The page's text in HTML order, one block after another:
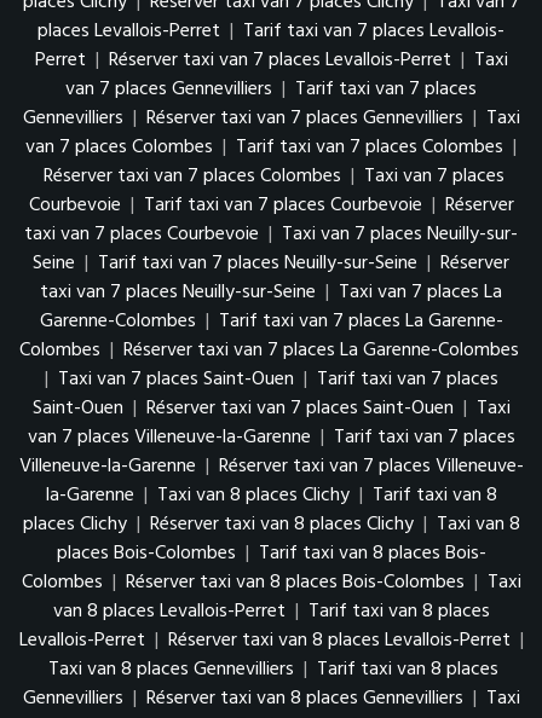
places Levallois-Perret | Tarif taxi van 7 places Levallois-
Perret | Réserver taxi van 7 places Levallois-Perret | Taxi
van 7 places Gennevilliers | Tarif taxi van 7 places
Gennevilliers | Réserver taxi van 7 places Gennevilliers | Taxi
van 7 places Colombes | Tarif taxi van 7 places Colombes |
Réserver taxi van 7 places Colombes | Taxi van 7 places
Courbevoie | Tarif taxi van 7 places Courbevoie | Réserver
taxi van 7 places Courbevoie | Taxi van 7 places Neuilly-sur-
Seine | Tarif taxi van 7 places Neuilly-sur-Seine | Réserver
taxi van 7 places Neuilly-sur-Seine | Taxi van 7 places La
Garenne-Colombes | Tarif taxi van 7 places La Garenne-
Colombes | Réserver taxi van 7 places La Garenne-Colombes
| Taxi van 7 places Saint-Ouen | Tarif taxi van 7 places
Saint-Ouen | Réserver taxi van 7 places Saint-Ouen | Taxi
van 7 places Villeneuve-la-Garenne | Tarif taxi van 7 places
Villeneuve-la-Garenne | Réserver taxi van 7 places Villeneuve-
la-Garenne | Taxi van 8 places Clichy | Tarif taxi van 8
places Clichy | Réserver taxi van 8 places Clichy | Taxi van 8
places Bois-Colombes | Tarif taxi van 8 places Bois-
Colombes | Réserver taxi van 8 places Bois-Colombes | Taxi
van 8 places Levallois-Perret | Tarif taxi van 8 places
Levallois-Perret | Réserver taxi van 8 places Levallois-Perret |
Taxi van 8 places Gennevilliers | Tarif taxi van 8 places
Gennevilliers | Réserver taxi van 8 places Gennevilliers | Taxi